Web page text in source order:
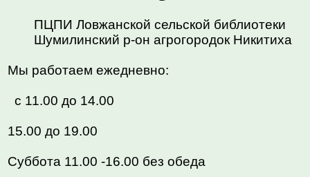
ПЦПИ Ловжанской сельской библиотеки
Шумилинский р-он агрогородок Никитиха
Мы работаем ежедневно:
с 11.00 до 14.00
15.00 до 19.00
Суббота 11.00 -16.00 без обеда